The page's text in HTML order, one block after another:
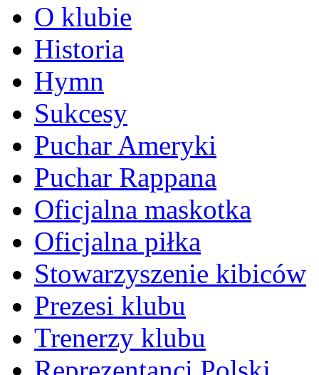
O klubie
Historia
Hymn
Sukcesy
Puchar Ameryki
Puchar Rappana
Oficjalna maskotka
Oficjalna piłka
Stowarzyszenie kibiców
Prezesi klubu
Trenerzy klubu